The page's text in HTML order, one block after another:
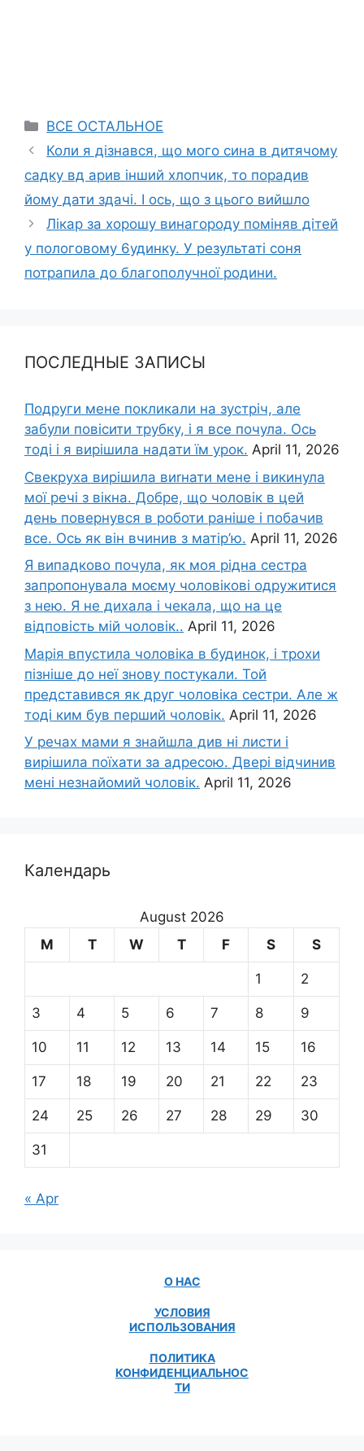
Categories
ВСЕ ОСТАЛЬНОЕ
Коли я дізнався, що мого сина в дитячому
садку вд арив інший хлопчик, то порадив
йому дати здачі. І ось, що з цього вийшло
Лікap за хорошу винагороду поміняв дітей
у пологовому 6удинку. У результаті соня
потрапила до благополучної родини.
ПОСЛЕДНЫЕ ЗАПИСЫ
Подруги мене покликали на зустріч, але
забули повісити трубку, і я все почула. Ось
тоді і я вирішила надати їм урок. April 11, 2026
Свекруха вирішила виrнати мене і викинула
мої речі з вікна. Добре, що чоловік в цей
день повернувся в роботи раніше і побачив
все. Ось як він вчинив з матір’ю. April 11, 2026
Я випадково почула, як моя рідна сестра
запропонувала моєму чоловікові одружитися
з нею. Я не дихала і чекала, що на це
відповість мій чоловік.. April 11, 2026
Марія впустила чоловіка в будинок, і трохи
пізніше до неї знову постукали. Той
представився як друг чоловіка сестри. Але ж
тоді ким був перший чоловік. April 11, 2026
У речах мами я знайшла див ні листи і
вирішила поїхати за адресою. Двері відчинив
мені незнайомий чоловік. April 11, 2026
Календарь
August 2026
M
T W T F S S
1 2
3 4 5 6 7 8 9
10 11 12 13 14 15 16
17 18 19 20 21 22 23
24 25 26 27 28 29 30
31
« Apr
О НАС
УСЛОВИЯ
ИСПОЛЬЗОВАНИЯ
ПОЛИТИКА
КОНФИДЕНЦИАЛЬНОС
ТИ